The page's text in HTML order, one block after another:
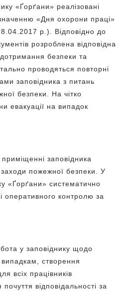
«Ґорґани» реалізовані
«Дня охорони праці»
р.). Відповідно до
розроблена відповідна
безпеки та
проводяться повторні
заповідника з питань
безпеки. На чітко
евакуації на випадок
заповідника
заходи пожежної безпеки. У
«Ґорґани» систематично
оперативного контролю за
у заповіднику щодо
створення
всіх працівників
відповідальності за